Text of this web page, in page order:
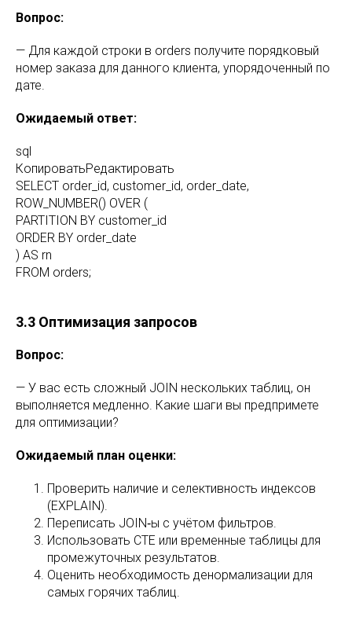
Вопрос:
— Для каждой строки в orders получите порядковый
номер заказа для данного клиента, упорядоченный по
дате.
Ожидаемый ответ:
sql
КопироватьРедактировать
SELECT order_id, customer_id, order_date,
ROW_NUMBER() OVER (
PARTITION BY customer_id
ORDER BY order_date
) AS rn
FROM orders;
3.3 Оптимизация запросов
Вопрос:
— У вас есть сложный JOIN нескольких таблиц, он
выполняется медленно. Какие шаги вы предпримете
для оптимизации?
Ожидаемый план оценки:
Проверить наличие и селективность индексов
(EXPLAIN).
Переписать JOIN‑ы с учётом фильтров.
Использовать CTE или временные таблицы для
промежуточных результатов.
Оценить необходимость денормализации для
самых горячих таблиц.